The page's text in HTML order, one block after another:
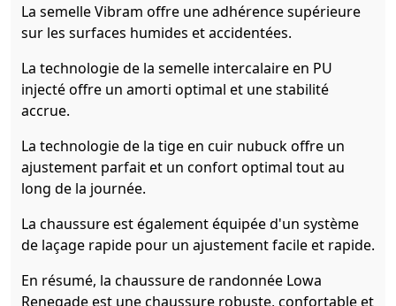
La semelle Vibram offre une adhérence supérieure
sur les surfaces humides et accidentées.
La technologie de la semelle intercalaire en PU
injecté offre un amorti optimal et une stabilité
accrue.
La technologie de la tige en cuir nubuck offre un
ajustement parfait et un confort optimal tout au
long de la journée.
La chaussure est également équipée d'un système
de laçage rapide pour un ajustement facile et rapide.
En résumé, la chaussure de randonnée Lowa
Renegade est une chaussure robuste, confortable et